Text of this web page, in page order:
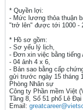
* Quyền lợi:
- Mức lương thỏa thuận
"trở lên" được tới 1000 -
* Hồ sơ gồm:
- Sơ yếu lý lịch,
- Đơn xin việc bằng tiếng
- 04 ảnh 4 x 6,
- Bản sao bằng cấp
gửi trước ngày 15 tháng
Phòng Nhân sự
Công ty Phần mềm Việt
Tầng 8, Số 51 phố Lê Đại
Email: